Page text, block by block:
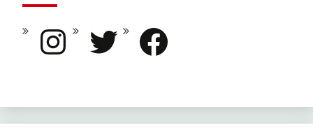
Instagram Twitter Facebook